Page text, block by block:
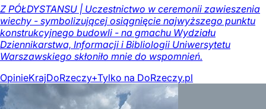
Z PÓŁDYSTANSU | Uczestnictwo w ceremonii zawieszenia
wiechy - symbolizującej osiągnięcie najwyższego punktu
konstrukcyjnego budowli - na gmachu Wydziału
Dziennikarstwa, Informacji i Bibliologii Uniwersytetu
Warszawskiego skłoniło mnie do wspomnień.
OpinieKrajDoRzeczy+Tylko na DoRzeczy.pl